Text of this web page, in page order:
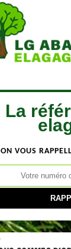
La
ON VOUS